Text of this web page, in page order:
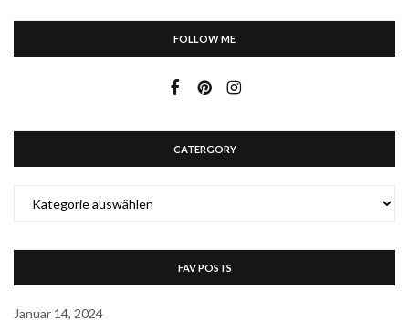
FOLLOW ME
CATERGORY
FAV POSTS
Januar 14, 2024